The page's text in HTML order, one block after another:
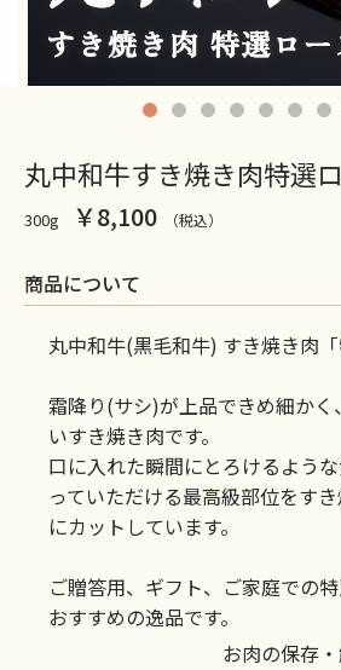
丸中和牛すき焼き肉特選
300g ￥8,100 （税込）
商品について
丸中和牛(黒毛和牛) すき焼き肉「
霜降り(サシ)が上品できめ細かく
いすき焼き肉です。
口に入れた瞬間にとろけるよう
っていただける最高級部位をす
にカットしています。
ご贈答用、ギフト、ご家庭での
おすすめの逸品です。
お肉の保存